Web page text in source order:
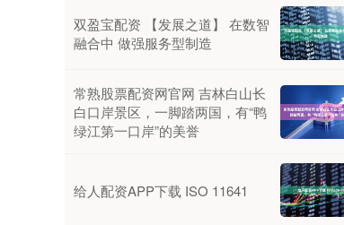
双盈宝配资 【发展之道】 在数智
融合中 做强服务型制造
常熟股票配资网官网 吉林白山长
白口岸景区，一脚踏两国，有“鸭
绿江第一口岸”的美誉
给人配资APP下载 ISO 11641